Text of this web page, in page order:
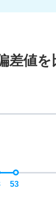
差値を
53